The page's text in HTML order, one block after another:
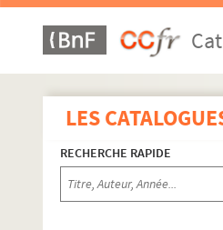
LES
RECHERCHE RAPIDE